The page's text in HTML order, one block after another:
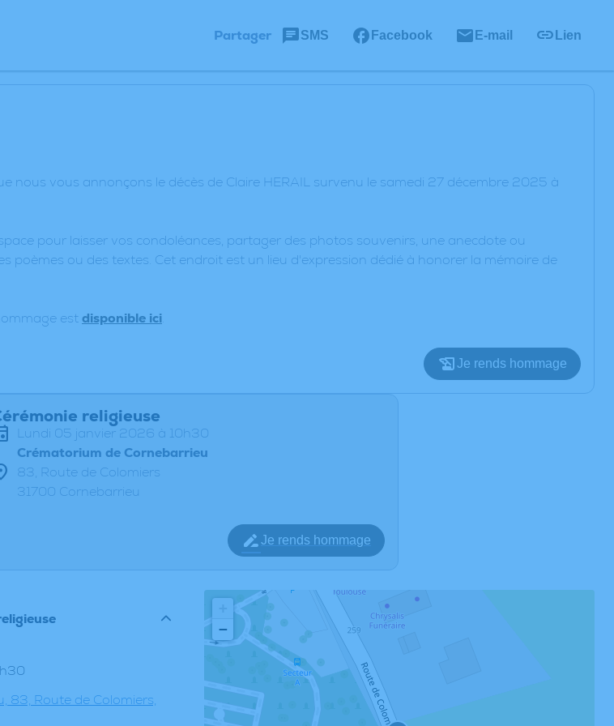
Partager SMS Facebook E-mail Lien
nous vous annonçons le décès de Claire HERAIL survenu le samedi 27 décembre 2025 à
pour laisser vos condoléances, partager des photos souvenirs, une anecdote ou
poèmes ou des textes. Cet endroit est un lieu d'expression dédié à honorer la mémoire de
est disponible ici
Je rends hommage
religieuse
lundi 05 janvier 2026 à 10h30
Crématorium de Cornebarrieu
83, Route de Colomiers
31700 Cornebarrieu
Je rends hommage
83, Route de Colomiers,
−